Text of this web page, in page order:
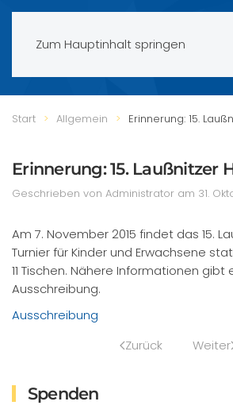
Zum Hauptinhalt springen
Start Allgemein Erinnerung: 15.
Erinnerung: 15. Laußnitzer
Geschrieben von Administrator am 31.
Am 7. November 2015 findet das 15.
Turnier für Kinder und Erwachsene
11 Tischen. Nähere Informationen gibt
Ausschreibung.
Ausschreibung
Zurück
Weiter
Spenden